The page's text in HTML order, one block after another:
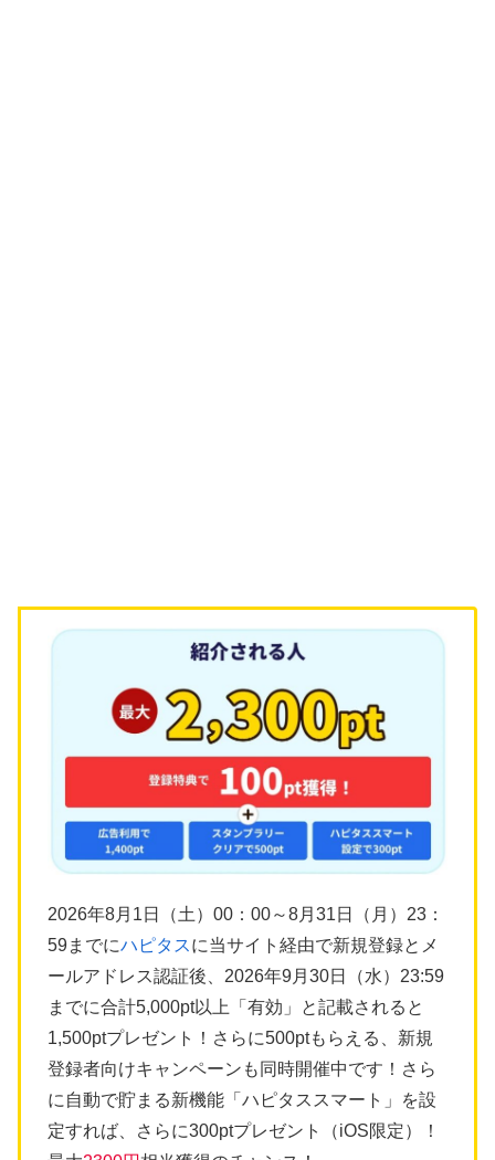
2026年8月1日（土）00：00～8月31日（月）23：
59までにハピタスに当サイト経由で新規登録とメ
ールアドレス認証後、2026年9月30日（水）23:59
までに合計5,000pt以上「有効」と記載されると
1,500ptプレゼント！さらに500ptもらえる、新規
登録者向けキャンペーンも同時開催中です！さら
に自動で貯まる新機能「ハピタススマート」を設
定すれば、さらに300ptプレゼント（iOS限定）！